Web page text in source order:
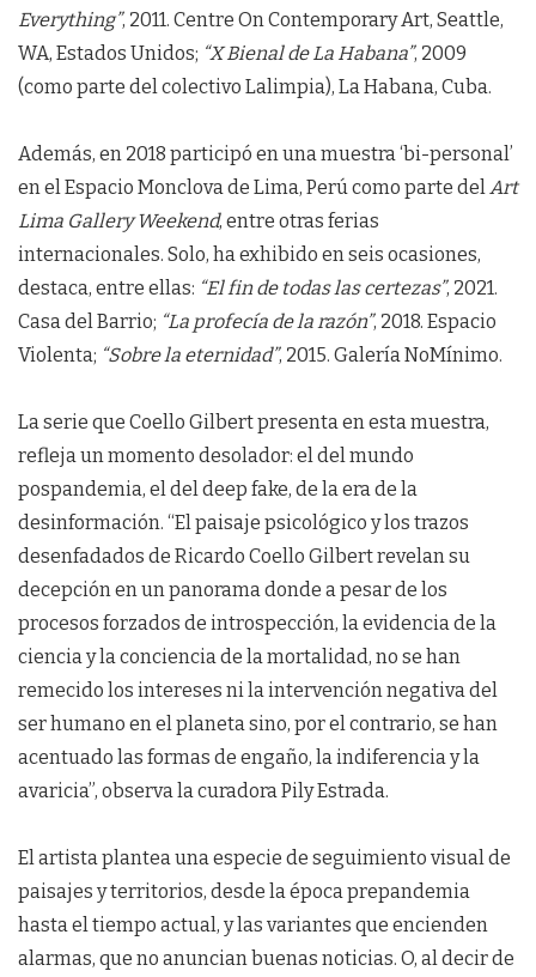
Everything”, 2011. Centre On Contemporary Art, Seattle,
WA, Estados Unidos; “X Bienal de La Habana”, 2009
(como parte del colectivo Lalimpia), La Habana, Cuba.
Además, en 2018 participó en una muestra ‘bi-personal’
en el Espacio Monclova de Lima, Perú como parte delArt
Lima Gallery Weekend, entre otras ferias
internacionales. Solo, ha exhibido en seis ocasiones,
destaca, entre ellas: “El fin de todaslas certezas”, 2021.
Casa del Barrio; “La profecía de la razón”, 2018. Espacio
Violenta; “Sobre la eternidad”, 2015. Galería NoMínimo.
La serie que Coello Gilbert presenta en esta muestra,
refleja un momento desolador: el del mundo
pospandemia, el del deep fake, de la era de la
desinformación. “El paisaje psicológico y los trazos
desenfadados de Ricardo Coello Gilbert revelan su
decepción en un panorama donde a pesar de los
procesos forzados de introspección, la evidencia de la
ciencia y la conciencia de la mortalidad, no se han
remecido los intereses ni la intervención negativa del
ser humano en el planeta sino, por el contrario, se han
acentuado las formas de engaño, la indiferencia y la
avaricia”, observa la curadora Pily Estrada.
El artista plantea una especie de seguimiento visual de
paisajes y territorios, desde la época prepandemia
hasta el tiempo actual, y las variantes que encienden
alarmas, que no anuncian buenas noticias. O, al decir de